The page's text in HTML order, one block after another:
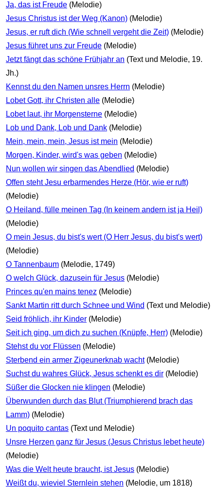
Ja, das ist Freude (Melodie)
Jesus Christus ist der Weg (Kanon) (Melodie)
Jesus, er ruft dich (Wie schnell vergeht die Zeit) (Melodie)
Jesus führet uns zur Freude (Melodie)
Jetzt fängt das schöne Frühjahr an (Text und Melodie, 19.
Jh.)
Kennst du den Namen unsres Herrn (Melodie)
Lobet Gott, ihr Christen alle (Melodie)
Lobet laut, ihr Morgensterne (Melodie)
Lob und Dank, Lob und Dank (Melodie)
Mein, mein, mein, Jesus ist mein (Melodie)
Morgen, Kinder, wird's was geben (Melodie)
Nun wollen wir singen das Abendlied (Melodie)
Offen steht Jesu erbarmendes Herze (Hör, wie er ruft)
(Melodie)
O Heiland, fülle meinen Tag (In keinem andern ist ja Heil)
(Melodie)
O mein Jesus, du bist's wert (O Herr Jesus, du bist's wert)
(Melodie)
O Tannenbaum (Melodie, 1749)
O welch Glück, dazusein für Jesus (Melodie)
Princes qu'en mains tenez (Melodie)
Sankt Martin ritt durch Schnee und Wind (Text und Melodie)
Seid fröhlich, ihr Kinder (Melodie)
Seit ich ging, um dich zu suchen (Knüpfe, Herr) (Melodie)
Stehst du vor Flüssen (Melodie)
Sterbend ein armer Zigeunerknab wacht (Melodie)
Suchst du wahres Glück, Jesus schenkt es dir (Melodie)
Süßer die Glocken nie klingen (Melodie)
Überwunden durch das Blut (Triumphierend brach das
Lamm) (Melodie)
Un poquito cantas (Text und Melodie)
Unsre Herzen ganz für Jesus (Jesus Christus lebet heute)
(Melodie)
Was die Welt heute braucht, ist Jesus (Melodie)
Weißt du, wieviel Sternlein stehen (Melodie, um 1818)